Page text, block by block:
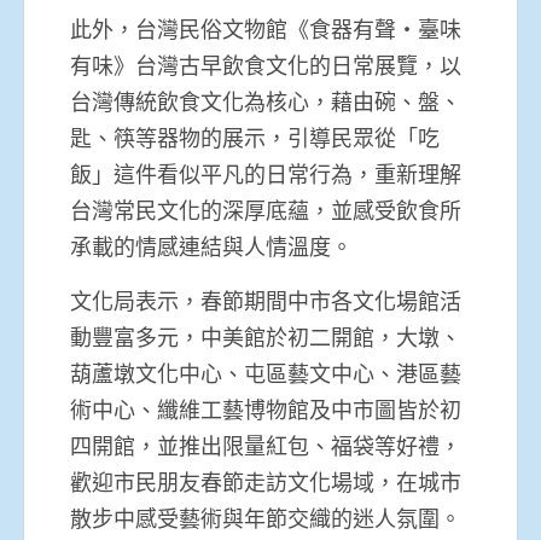
此外，台灣民俗文物館《食器有聲・臺味
有味》台灣古早飲食文化的日常展覽，以
台灣傳統飲食文化為核心，藉由碗、盤、
匙、 筷等器物的展示，引導民眾從「吃
飯」這件看似平凡的日常行為， 重新理解
台灣常民文化的深厚底蘊，並感受飲食所
承載的情感連結與人情溫度。
文化局表示，春節期間中市各文化場館活
動豐富多元，中美館於初二開館，大墩、
葫蘆墩文化中心、屯區藝文中心、港區藝
術中心、 纖維工藝博物館及中市圖皆於初
四開館，並推出限量紅包、 福袋等好禮，
歡迎市民朋友春節走訪文化場域，在城市
散步中感受藝術與年節交織的迷人氛圍。